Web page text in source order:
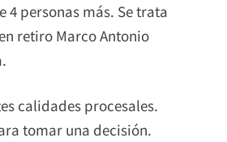
personas más. Se trata
retiro Marco Antonio
calidades procesales.
tomar una decisión.